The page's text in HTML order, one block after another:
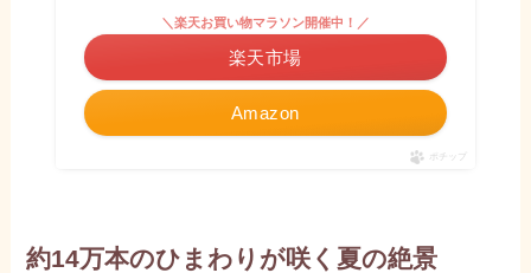
Amazon
＼楽天お買い物マラソン開催中！／
楽天市場
ポチップ
約14万本のひまわりが咲く夏の絶景